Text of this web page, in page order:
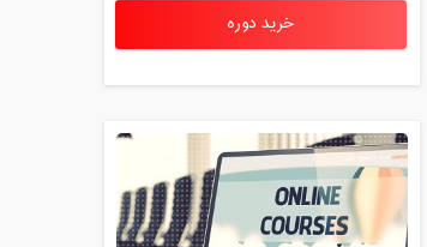
خرید دوره